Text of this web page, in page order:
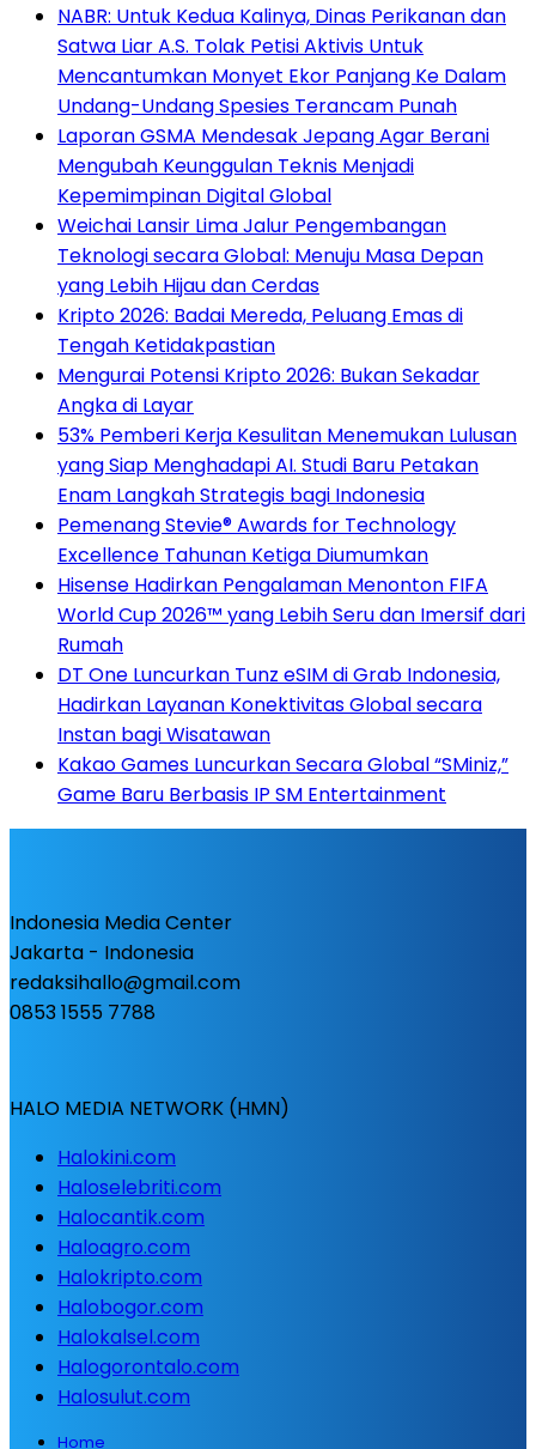
NABR: Untuk Kedua Kalinya, Dinas Perikanan dan
Satwa Liar A.S. Tolak Petisi Aktivis Untuk
Mencantumkan Monyet Ekor Panjang Ke Dalam
Undang-Undang Spesies Terancam Punah
Laporan GSMA Mendesak Jepang Agar Berani
Mengubah Keunggulan Teknis Menjadi
Kepemimpinan Digital Global
Weichai Lansir Lima Jalur Pengembangan
Teknologi secara Global: Menuju Masa Depan
yang Lebih Hijau dan Cerdas
Kripto 2026: Badai Mereda, Peluang Emas di
Tengah Ketidakpastian
Mengurai Potensi Kripto 2026: Bukan Sekadar
Angka di Layar
53% Pemberi Kerja Kesulitan Menemukan Lulusan
yang Siap Menghadapi AI. Studi Baru Petakan
Enam Langkah Strategis bagi Indonesia
Pemenang Stevie® Awards for Technology
Excellence Tahunan Ketiga Diumumkan
Hisense Hadirkan Pengalaman Menonton FIFA
World Cup 2026™ yang Lebih Seru dan Imersif dari
Rumah
DT One Luncurkan Tunz eSIM di Grab Indonesia,
Hadirkan Layanan Konektivitas Global secara
Instan bagi Wisatawan
Kakao Games Luncurkan Secara Global “SMiniz,”
Game Baru Berbasis IP SM Entertainment
Indonesia Media Center
Jakarta - Indonesia
redaksihallo@gmail.com
0853 1555 7788
HALO MEDIA NETWORK (HMN)
Halokini.com
Haloselebriti.com
Halocantik.com
Haloagro.com
Halokripto.com
Halobogor.com
Halokalsel.com
Halogorontalo.com
Halosulut.com
Home